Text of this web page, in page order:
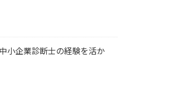
小企業診断士の経験を活か